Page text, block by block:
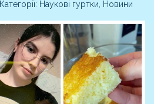
Категорії: Наукові гуртки, Новини